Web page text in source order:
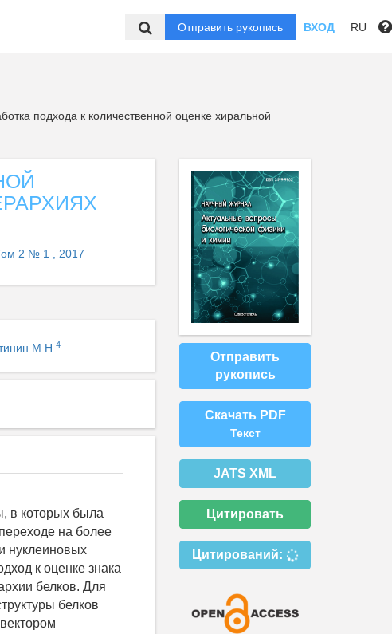
Отправить рукопись ВХОД RU
подхода к количественной оценке хиральной
2 № 1 , 2017
М Н 4
в которых была
на более
нуклеиновых
к оценке знака
белков. Для
белков
Отправить
рукопись
Скачать PDF
Текст
JATS XML
Цитировать
Цитирований: